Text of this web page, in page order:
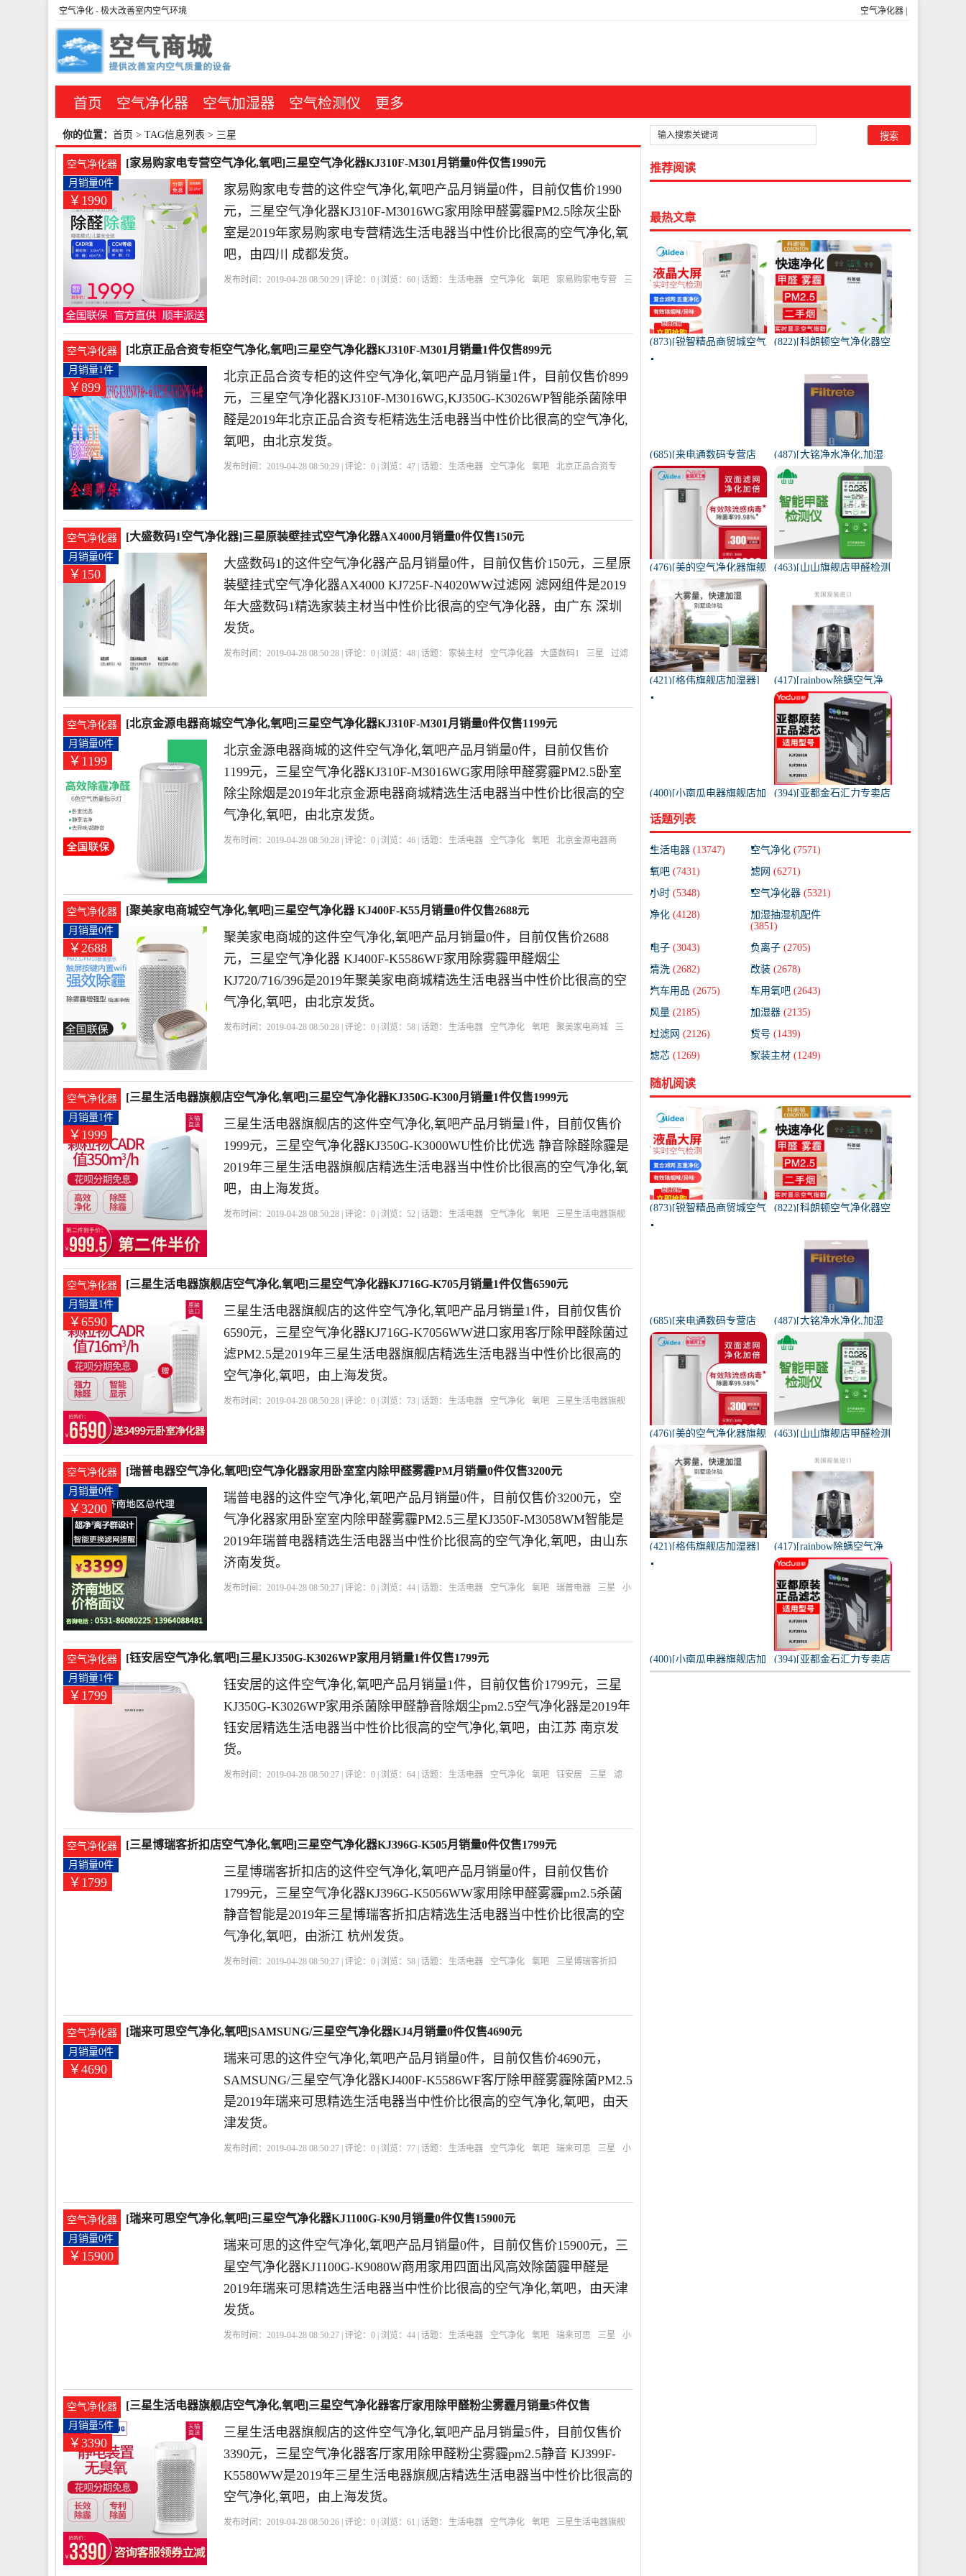
空气净化器
空气净化 - 极大改善室内空气环境
首页 空气净化器 空气加湿器 空气检测仪 更多
你的位置： 首页 > TAG信息列表 > 三星
空气净化器 [家易购家电专营空气净化,氧吧]三星空气净化器KJ310F-M301月销量0件仅售1990元
￥1990
月销量0件
家易购家电专营的这件空气净化,氧吧产品月销量0件，目前仅售价1990
元，三星空气净化器KJ310F-M3016WG家用除甲醛雾霾PM2.5除灰尘卧
室是2019年家易购家电专营精选生活电器当中性价比很高的空气净化,氧
吧，由四川 成都发货。
发布时间：2019-04-28 08:50:29 | 评论：0 | 浏览：60 | 话题： 生活电器 空气净化 氧吧 家易购家电专营
三
空气净化器 [北京正品合资专柜空气净化,氧吧]三星空气净化器KJ310F-M301月销量1件仅售899元
￥899
月销量1件
北京正品合资专柜的这件空气净化,氧吧产品月销量1件，目前仅售价899
元，三星空气净化器KJ310F-M3016WG,KJ350G-K3026WP智能杀菌除甲
醛是2019年北京正品合资专柜精选生活电器当中性价比很高的空气净化,
氧吧，由北京发货。
发布时间：2019-04-28 08:50:29 | 评论：0 | 浏览：47 | 话题： 生活电器 空气净化 氧吧
北京正品合资专
空气净化器 [大盛数码1空气净化器]三星原装壁挂式空气净化器AX4000月销量0件仅售150元
￥150
月销量0件
大盛数码1的这件空气净化器产品月销量0件，目前仅售价150元，三星原
装壁挂式空气净化器AX4000 KJ725F-N4020WW过滤网 滤网组件是2019
年大盛数码1精选家装主材当中性价比很高的空气净化器，由广东 深圳
发货。
发布时间：2019-04-28 08:50:28 | 评论：0 | 浏览：48 | 话题： 家装主材 空气净化器 大盛数码1 三星
过滤
空气净化器 [北京金源电器商城空气净化,氧吧]三星空气净化器KJ310F-M301月销量0件仅售1199元
￥1199
月销量0件
北京金源电器商城的这件空气净化,氧吧产品月销量0件，目前仅售价
1199元，三星空气净化器KJ310F-M3016WG家用除甲醛雾霾PM2.5卧室
除尘除烟是2019年北京金源电器商城精选生活电器当中性价比很高的空
气净化,氧吧，由北京发货。
发布时间：2019-04-28 08:50:28 | 评论：0 | 浏览：46 | 话题： 生活电器 空气净化 氧吧
北京金源电器商
空气净化器 [聚美家电商城空气净化,氧吧]三星空气净化器 KJ400F-K55月销量0件仅售2688元
￥2688
月销量0件
聚美家电商城的这件空气净化,氧吧产品月销量0件，目前仅售价2688
元，三星空气净化器 KJ400F-K5586WF家用除雾霾甲醛烟尘
KJ720/716/396是2019年聚美家电商城精选生活电器当中性价比很高的空
气净化,氧吧，由北京发货。
发布时间：2019-04-28 08:50:28 | 评论：0 | 浏览：58 | 话题： 生活电器 空气净化 氧吧 聚美家电商城
三
空气净化器 [三星生活电器旗舰店空气净化,氧吧]三星空气净化器KJ350G-K300月销量1件仅售1999元
￥1999
月销量1件
三星生活电器旗舰店的这件空气净化,氧吧产品月销量1件，目前仅售价
1999元，三星空气净化器KJ350G-K3000WU性价比优选 静音除醛除霾是
2019年三星生活电器旗舰店精选生活电器当中性价比很高的空气净化,氧
吧，由上海发货。
发布时间：2019-04-28 08:50:28 | 评论：0 | 浏览：52 | 话题： 生活电器 空气净化 氧吧
三星生活电器旗舰
空气净化器 [三星生活电器旗舰店空气净化,氧吧]三星空气净化器KJ716G-K705月销量1件仅售6590元
￥6590
月销量1件
三星生活电器旗舰店的这件空气净化,氧吧产品月销量1件，目前仅售价
6590元，三星空气净化器KJ716G-K7056WW进口家用客厅除甲醛除菌过
滤PM2.5是2019年三星生活电器旗舰店精选生活电器当中性价比很高的
空气净化,氧吧，由上海发货。
发布时间：2019-04-28 08:50:28 | 评论：0 | 浏览： 73 | 话题： 生活电器 空气净化 氧吧
三星生活电器旗舰
空气净化器 [瑞普电器空气净化,氧吧]空气净化器家用卧室室内除甲醛雾霾PM月销量0件仅售3200元
￥3200
月销量0件
瑞普电器的这件空气净化,氧吧产品月销量0件，目前仅售价3200元，空
气净化器家用卧室室内除甲醛雾霾PM2.5三星KJ350F-M3058WM智能是
2019年瑞普电器精选生活电器当中性价比很高的空气净化,氧吧，由山东
济南发货。
发布时间：2019-04-28 08:50:27 | 评论：0 | 浏览：44 | 话题： 生活电器 空气净化 氧吧 瑞普电器 三星
小
空气净化器 [钰安居空气净化,氧吧]三星KJ350G-K3026WP家用月销量1件仅售1799元
￥1799
月销量1件
钰安居的这件空气净化,氧吧产品月销量1件，目前仅售价1799元，三星
KJ350G-K3026WP家用杀菌除甲醛静音除烟尘pm2.5空气净化器是2019年
钰安居精选生活电器当中性价比很高的空气净化,氧吧，由江苏 南京发
货。
发布时间：2019-04-28 08:50:27 | 评论：0 | 浏览：64 | 话题： 生活电器 空气净化 氧吧 钰安居 三星
滤
空气净化器 [三星博瑞客折扣店空气净化,氧吧]三星空气净化器KJ396G-K505月销量0件仅售1799元
￥1799
月销量0件
三星博瑞客折扣店的这件空气净化,氧吧产品月销量0件，目前仅售价
1799元，三星空气净化器KJ396G-K5056WW家用除甲醛雾霾pm2.5杀菌
静音智能是2019年三星博瑞客折扣店精选生活电器当中性价比很高的空
气净化,氧吧，由浙江 杭州发货。
发布时间：2019-04-28 08:50:27 | 评论：0 | 浏览：58 | 话题： 生活电器 空气净化 氧吧
三星博瑞客折扣
空气净化器 [瑞来可思空气净化,氧吧]SAMSUNG/三星空气净化器KJ4月销量0件仅售4690元
￥4690
月销量0件
瑞来可思的这件空气净化,氧吧产品月销量0件，目前仅售价4690元，
SAMSUNG/三星空气净化器KJ400F-K5586WF客厅除甲醛雾霾除菌PM2.5
是2019年瑞来可思精选生活电器当中性价比很高的空气净化,氧吧，由天
津发货。
发布时间：2019-04-28 08:50:27 | 评论：0 | 浏览： 77 | 话题： 生活电器 空气净化 氧吧 瑞来可思 三星
小
空气净化器 [瑞来可思空气净化,氧吧]三星空气净化器KJ1100G-K90月销量0件仅售15900元
￥15900
月销量0件
瑞来可思的这件空气净化,氧吧产品月销量0件，目前仅售价15900元，三
星空气净化器KJ1100G-K9080W商用家用四面出风高效除菌霾甲醛是
2019年瑞来可思精选生活电器当中性价比很高的空气净化,氧吧，由天津
发货。
发布时间：2019-04-28 08:50:27 | 评论：0 | 浏览：44 | 话题： 生活电器 空气净化 氧吧 瑞来可思 三星
小
空气净化器
[三星生活电器旗舰店空气净化,氧吧]三星空气净化器客厅家用除甲醛粉尘雾霾月销量5件仅售
3390元
￥3390
月销量5件
三星生活电器旗舰店的这件空气净化,氧吧产品月销量5件，目前仅售价
3390元，三星空气净化器客厅家用除甲醛粉尘雾霾pm2.5静音 KJ399F-
K5580WW是2019年三星生活电器旗舰店精选生活电器当中性价比很高的
空气净化,氧吧，由上海发货。
发布时间：2019-04-28 08:50:26 | 评论：0 | 浏览：61 | 话题： 生活电器 空气净化 氧吧
三星生活电器旗舰
推荐阅读
最热文章
(873)[锐智精品商贸城空气
净化器]小米品质车载空气
(822)[科朗顿空气净化器空
雾月销量9件仅售168元
(685)[来电通数码专营店
USB加湿器]加湿器家用静
音卧室小米小型空气无线
可月销量213件仅售29元
(487)[大铭净水净化,加湿
抽湿机配件]3M菲尔萃空
气净化器静电滤网FACF月
销量1件仅售199元
(476)[美的空气净化器旗舰
店空气净化,氧吧]美的空气
净化器家用除甲醛月销量
170件仅售3698元
(463)[山山旗舰店甲醛检测
苯空气质量专业家月销量
12件仅售298元
(421)[格伟旗舰店加湿器]
工业加湿器大容量空气家
(417)[rainbow除螨空气净
化,氧吧]美国原装进口水过
滤RAINBOW空气月销量0
件仅售31920元
(400)[小南瓜电器旗舰店加
音卧室月销量198件仅售
59.9元
(394)[亚都金石汇力专卖店
KJF28月销量0件仅售249元
话题列表
生活电器 (13747) 空气净化 (7571)
氧吧 (7431) 滤网 (6271)
小时 (5348) 空气净化器 (5321)
净化 (4128)
加湿抽湿机配件
(3851)
电子 (3043) 负离子 (2705)
清洗 (2682) 改装 (2678)
汽车用品 (2675) 车用氧吧 (2643)
风量 (2185) 加湿器 (2135)
过滤网 (2126) 货号 (1439)
滤芯 (1269) 家装主材 (1249)
随机阅读
(873)[锐智精品商贸城空气
净化器]小米品质车载空气
(822)[科朗顿空气净化器空
雾月销量9件仅售168元
(685)[来电通数码专营店
USB加湿器]加湿器家用静
音卧室小米小型空气无线
可月销量213件仅售29元
(487)[大铭净水净化,加湿
抽湿机配件]3M菲尔萃空
气净化器静电滤网FACF月
销量1件仅售199元
(476)[美的空气净化器旗舰
店空气净化,氧吧]美的空气
净化器家用除甲醛月销量
170件仅售3698元
(463)[山山旗舰店甲醛检测
苯空气质量专业家月销量
12件仅售298元
(421)[格伟旗舰店加湿器]
工业加湿器大容量空气家
(417)[rainbow除螨空气净
化,氧吧]美国原装进口水过
滤RAINBOW空气月销量0
件仅售31920元
(400)[小南瓜电器旗舰店加
湿器]小南瓜加湿器家用静
(394)[亚都金石汇力专卖店
净化,加湿抽湿机配件]亚都